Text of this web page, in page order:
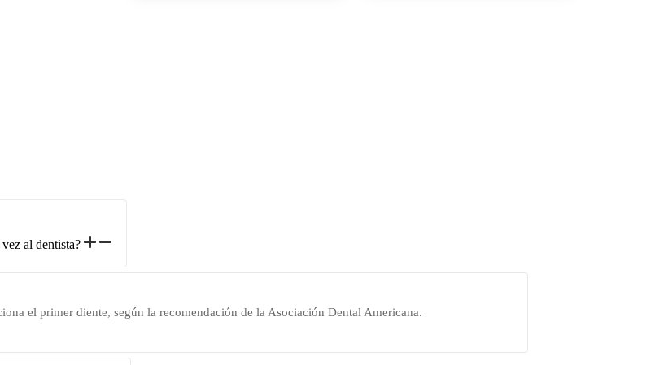
al dentista?
el primer diente, según la recomendación de la Asociación Dental Americana.